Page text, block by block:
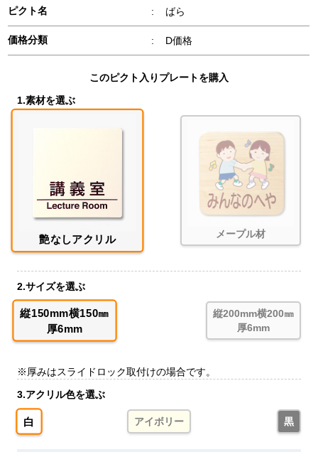
ピクト名 : ばら
価格分類 : D価格
このピクト入りプレートを購入
1.素材を選ぶ
艶なしアクリル メープル材
2.サイズを選ぶ
縦150mm横150㎜
厚6mm
縦200mm横200㎜
厚6mm
※厚みはスライドロック取付けの場合です。
3.アクリル色を選ぶ
白 アイボリー 黒